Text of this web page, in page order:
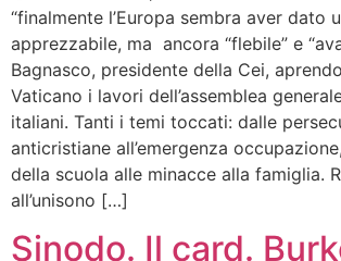
“finalmente l’Europa sembra aver dato
apprezzabile, ma ancora “flebile” e
Bagnasco, presidente della Cei,
Vaticano i lavori dell’assemblea
italiani. Tanti i temi toccati: dalle
anticristiane all’emergenza
della scuola alle minacce alla famiglia.
all’unisono […]
Sinodo. Il card.